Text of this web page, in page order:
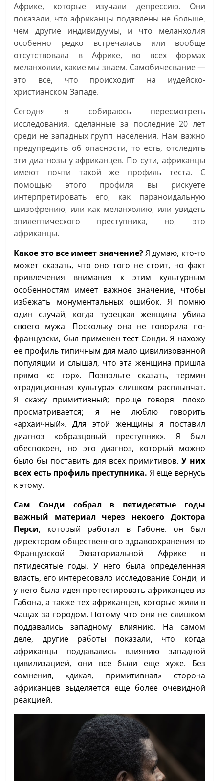
Африке, которые изучали депрессию. Они
показали, что африканцы подавлены не больше,
чем другие индивидуумы, и что меланхолия
особенно редко встречалась или вообще
отсутствовала в Африке, во всех формах
меланхолии, какие мы знаем. Самобичесвание —
это все, что происходит на иудейско-
христианском Западе.
Сегодня я собираюсь пересмотреть
исследования, сделанные за последние 20 лет
среди не западных групп населения. Нам важно
предупредить об опасности, то есть, отследить
эти диагнозы у африканцев. По сути, африканцы
имеют почти такой же профиль теста. С
помощью этого профиля вы рискуете
интерпретировать его, как параноидальную
шизофрению, или как меланхолию, или увидеть
эпилептического преступника, но, это
африканцы.
Какое это все имеет значение?Я думаю, кто-то
может сказать, что оно того не стоит, но факт
привлечения внимания к этим культурным
особенностям имеет важное значение, чтобы
избежать монументальных ошибок. Я помню
один случай, когда турецкая женщина убила
своего мужа. Поскольку она не говорила по-
французски, был применен тест Сонди. Я нахожу
ее профиль типичным для мало цивилизованной
популяции и слышал, что эта женщина пришла
прямо «с гор». Позвольте сказать, термин
«традиционная культура» слишком расплывчат.
Я скажу примитивный; проще говоря, плохо
просматривается; я не люблю говорить
«архаичный». Для этой женщины я поставил
диагноз «образцовый преступник». Я был
обеспокоен, но это диагноз, который можно
было бы поставить для всех примитивов. У них
всех есть профиль преступника. Я еще вернусь
к этому.
Сам Сонди собрал в пятидесятые годы
важный материал через некоего Доктора
Перси, который работал в Габоне: он был
директором общественного здравоохранения во
Французской Экваториальной Африке в
пятидесятые годы. У него была определенная
власть, его интересовало исследование Сонди, и
у него была идея протестировать африканцев из
Габона, а также тех африканцев, которые жили в
чащах за городом. Потому что они не слишком
поддавались западному влиянию. На самом
деле, другие работы показали, что когда
африканцы поддавались влиянию западной
цивилизацией, они все были еще хуже. Без
сомнения, «дикая, примитивная» сторона
африканцев выделяется еще более очевидной
реакцией.